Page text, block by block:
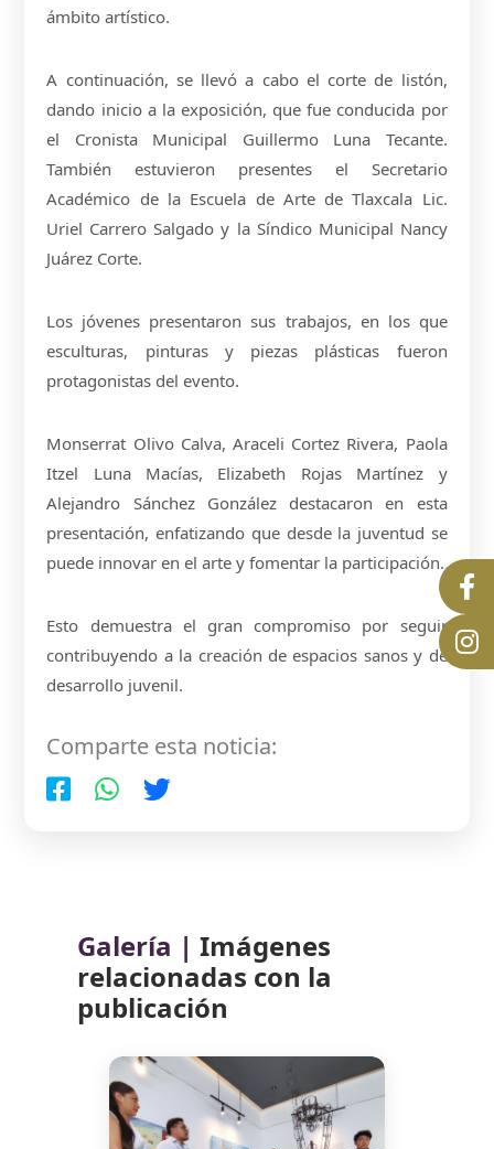
ámbito artístico.
A continuación, se llevó a cabo el corte de listón,
dando inicio a la exposición, que fue conducida por
el Cronista Municipal Guillermo Luna Tecante.
También estuvieron presentes el Secretario
Académico de la Escuela de Arte de Tlaxcala Lic.
Uriel Carrero Salgado y la Síndico Municipal Nancy
Juárez Corte.
Los jóvenes presentaron sus trabajos, en los que
esculturas, pinturas y piezas plásticas fueron
protagonistas del evento.
Monserrat Olivo Calva, Araceli Cortez Rivera, Paola
Itzel Luna Macías, Elizabeth Rojas Martínez y
Alejandro Sánchez González destacaron en esta
presentación, enfatizando que desde la juventud se
puede innovar en el arte y fomentar la participación.
Esto demuestra el gran compromiso por seguir
contribuyendo a la creación de espacios sanos y de
desarrollo juvenil.
Comparte esta noticia:
Galería | Imágenes
relacionadas con la
publicación